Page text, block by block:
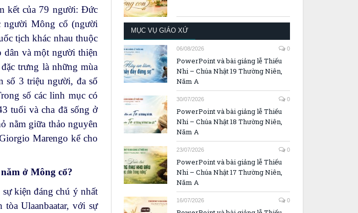
kết của 79 người: Đức
người Mông cổ (người
tịch khác nhau thuộc
dân và một người thiện
trưng là những mùa
số 3 triệu người, đa số
số các linh mục có
tuổi và cha đã sống ở
nằm giữa thảo nguyên
Marengo kể cho
ở Mông cổ?
kiện đáng chú ý nhất
Ulaanbaatar, với sự
MỤC VỤ GIÁO XỨ
06/08/2026 0
PowerPoint và bài giảng lễ Thiếu
Nhi – Chúa Nhật 19 Thường Niên,
Năm A
30/07/2026 0
PowerPoint và bài giảng lễ Thiếu
Nhi – Chúa Nhật 18 Thường Niên,
Năm A
23/07/2026 0
PowerPoint và bài giảng lễ Thiếu
Nhi – Chúa Nhật 17 Thường Niên,
Năm A
16/07/2026 0